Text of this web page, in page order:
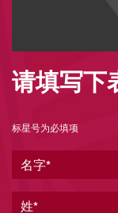
请填写下
标星号为必填项
名字